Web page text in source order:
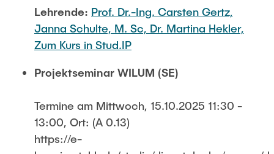
Lehrende: Prof. Dr.-Ing. Carsten Gertz,
Janna Schulte, M. Sc, Dr. Martina Hekler,
Zum Kurs in Stud.IP
Projektseminar WILUM (SE)
Termine am Mittwoch, 15.10.2025 11:30 -
13:00, Ort: (A 0.13)
https://e-